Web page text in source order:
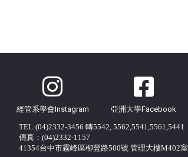
經管系學會Instagram 亞洲大學Facebook
TEL:(04)2332-3456 轉5542, 5562,5541,5561,5441
傳真：(04)2332-1157
41354台中市霧峰區柳豐路500號 管理大樓M402室